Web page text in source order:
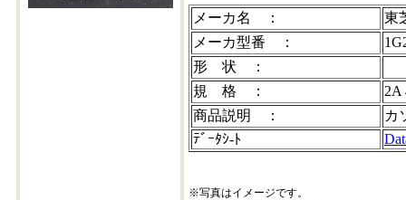
メーカ名 ：
東
メーカ型番 ：
形 状 ：
規 格 ：
2A
商品説明 ：
カ
ﾃﾞｰﾀｼ-ﾄ
※写真はイメージです。